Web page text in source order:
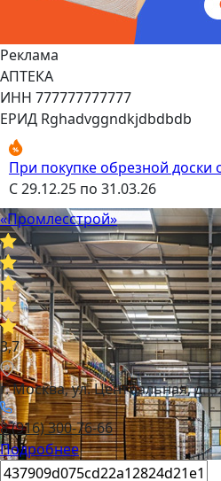
Реклама
АПТЕКА
ИНН 777777777777
ЕРИД Rghadvggndkjdbdbdb
При покупке обрезной доски
С 29.12.25 по 31.03.26
«Промлесстрой»
3,7
г. Москва, ул. Центральная, д.
8 (916) 300-76-66
Подробнее